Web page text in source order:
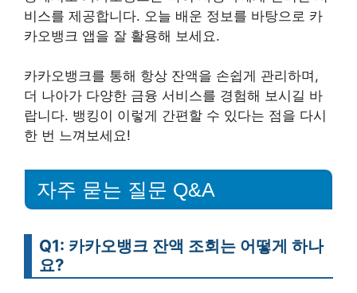
비스를 제공합니다. 오늘 배운 정보를 바탕으로 카
카오뱅크 앱을 잘 활용해 보세요.
카카오뱅크를 통해 항상 잔액을 손쉽게 관리하며,
더 나아가 다양한 금융 서비스를 경험해 보시길 바
랍니다. 뱅킹이 이렇게 간편할 수 있다는 점을 다시
한 번 느껴보세요!
자주 묻는 질문 Q&A
Q1: 카카오뱅크 잔액 조회는 어떻게 하나
요?